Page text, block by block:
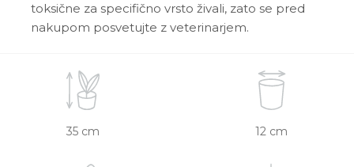
toksične za specifično vrsto živali, zato se pred
nakupom posvetujte z veterinarjem.
35 cm 12 cm